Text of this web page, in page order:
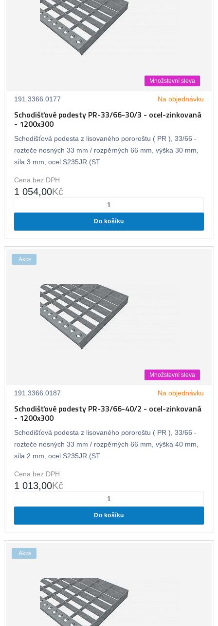
Množstevní sleva
191.3366.0177 Na objednávku
Schodišťové podesty PR-33/66-30/3 - ocel-zinkovaná
- 1200x300
Schodišťová podesta z lisovaného pororoštu ( PR ), 33/66 -
rozteče nosných 33 mm / rozpěrných 66 mm, výška 30 mm,
síla 3 mm, ocel S235JR (ST
Cena bez DPH
1 054,00Kč
Do košíku
Akce
Množstevní sleva
191.3366.0187 Na objednávku
Schodišťové podesty PR-33/66-40/2 - ocel-zinkovaná
- 1200x300
Schodišťová podesta z lisovaného pororoštu ( PR ), 33/66 -
rozteče nosných 33 mm / rozpěrných 66 mm, výška 40 mm,
síla 2 mm, ocel S235JR (ST
Cena bez DPH
1 013,00Kč
Do košíku
Akce